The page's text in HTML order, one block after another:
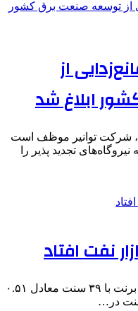
از
ابلاغ شد
شرکت توانیر موظف است
تجدید پذیر را
نفت افتاد
ارتباط فردا: بهای معاملات نفت برنت با ۳۹ سنت معادل ۰.۵۱